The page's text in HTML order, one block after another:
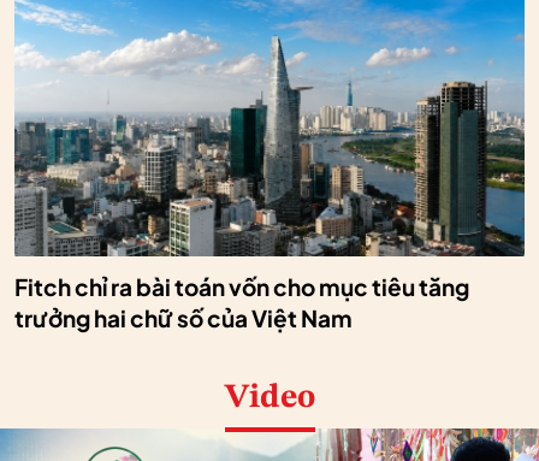
Fitch chỉ ra bài toán vốn cho mục tiêu tăng
trưởng hai chữ số của Việt Nam
Video